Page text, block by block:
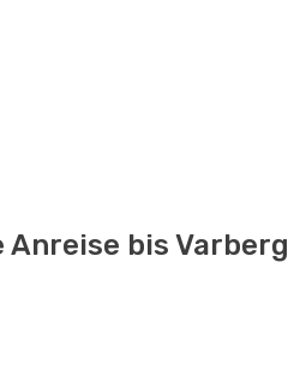
Anreise bis Varberg